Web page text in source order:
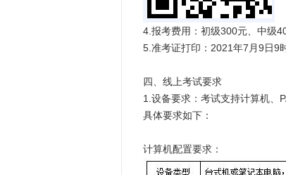
4.报考费用：初级300元、中级
5.准考证打印：2021年7月9日9
四、线上考试要求
1.设备要求：考试支持计算机、
具体要求如下：
计算机配置要求：